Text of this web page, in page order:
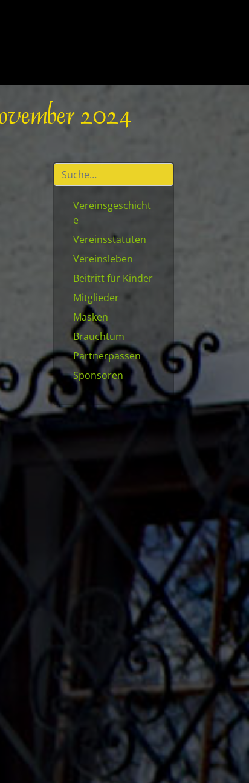
2024
Vereinsgeschicht
e
Vereinsstatuten
Vereinsleben
Beitritt für Kinder
Mitglieder
Masken
Brauchtum
Partnerpassen
Sponsoren